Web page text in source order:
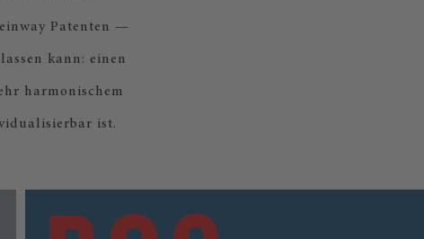
Patenten —
kann: einen
harmonischem
ist.